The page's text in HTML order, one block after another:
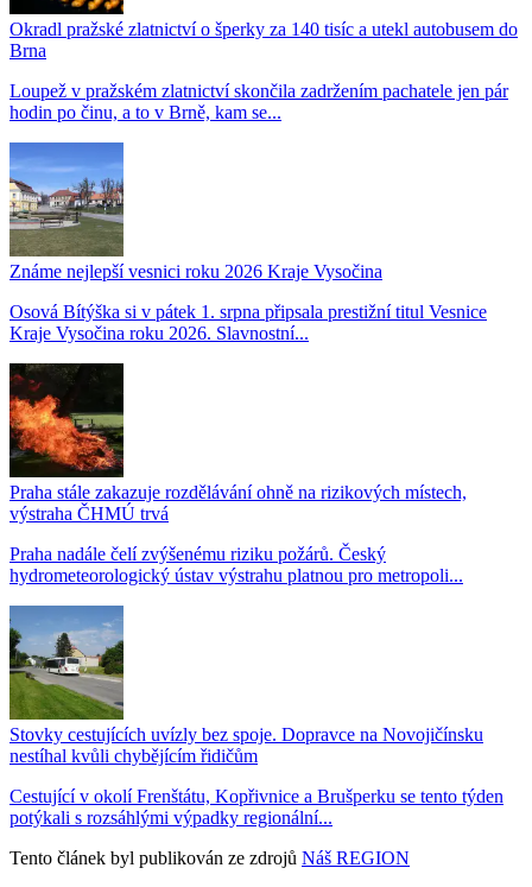
Okradl pražské zlatnictví o šperky za 140 tisíc a utekl autobusem do
Brna
Loupež v pražském zlatnictví skončila zadržením pachatele jen pár
hodin po činu, a to v Brně, kam se...
Známe nejlepší vesnici roku 2026 Kraje Vysočina
Osová Bítýška si v pátek 1. srpna připsala prestižní titul Vesnice
Kraje Vysočina roku 2026. Slavnostní...
Praha stále zakazuje rozdělávání ohně na rizikových místech,
výstraha ČHMÚ trvá
Praha nadále čelí zvýšenému riziku požárů. Český
hydrometeorologický ústav výstrahu platnou pro metropoli...
Stovky cestujících uvízly bez spoje. Dopravce na Novojičínsku
nestíhal kvůli chybějícím řidičům
Cestující v okolí Frenštátu, Kopřivnice a Brušperku se tento týden
potýkali s rozsáhlými výpadky regionální...
Tento článek byl publikován ze zdrojů Náš REGION